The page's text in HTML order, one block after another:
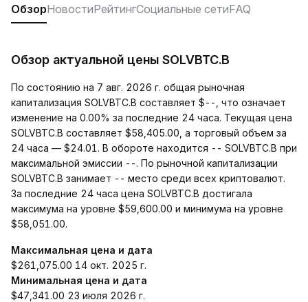
ОбзорНовостиРейтингСоциальные сетиFAQ
Обзор актуальной цены SOLVBTC.B
По состоянию на 7 авг. 2026 г. общая рыночная
капитализация SOLVBTC.B составляет $--, что означает
изменение на 0.00% за последние 24 часа. Текущая цена
SOLVBTC.B составляет $58,405.00, а торговый объем за
24 часа — $24.01. В обороте находится -- SOLVBTC.B при
максимальной эмиссии --. По рыночной капитализации
SOLVBTC.B занимает -- место среди всех криптовалют.
За последние 24 часа цена SOLVBTC.B достигала
максимума на уровне $59,600.00 и минимума на уровне
$58,051.00.
Максимальная цена и дата
$261,075.00 14 окт. 2025 г.
Минимальная цена и дата
$47,341.00 23 июля 2026 г.